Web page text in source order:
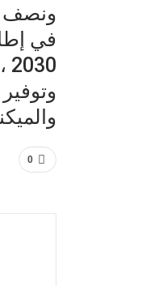
ونصف
في
0